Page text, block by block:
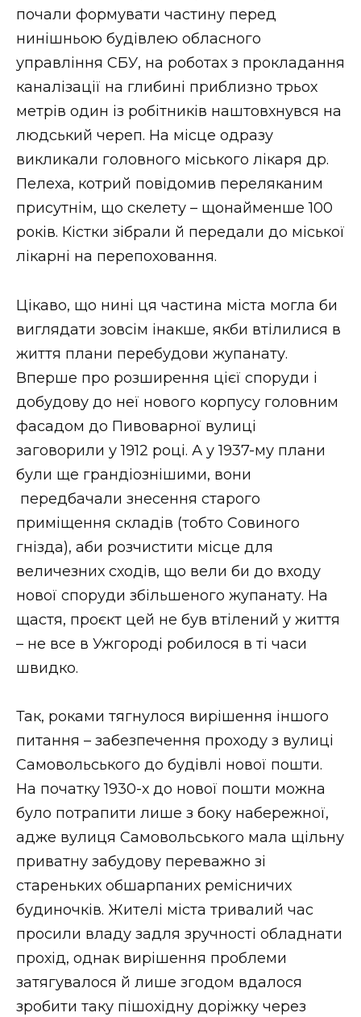
почали формувати частину перед
нинішньою будівлею обласного
управління СБУ, на роботах з прокладання
каналізації на глибині приблизно трьох
метрів один із робітників наштовхнувся на
людський череп. На місце одразу
викликали головного міського лікаря др.
Пелеха, котрий повідомив переляканим
присутнім, що скелету – щонайменше 100
років. Кістки зібрали й передали до міської
лікарні на перепоховання.
Цікаво, що нині ця частина міста могла би
виглядати зовсім інакше, якби втілилися в
життя плани перебудови жупанату.
Вперше про розширення цієї споруди і
добудову до неї нового корпусу головним
фасадом до Пивоварної вулиці
заговорили у 1912 році. А у 1937-му плани
були ще грандіознішими, вони
передбачали знесення старого
приміщення складів (тобто Совиного
гнізда), аби розчистити місце для
величезних сходів, що вели би до входу
нової споруди збільшеного жупанату. На
щастя, проєкт цей не був втілений у життя
– не все в Ужгороді робилося в ті часи
швидко.
Так, роками тягнулося вирішення іншого
питання – забезпечення проходу з вулиці
Самовольського до будівлі нової пошти.
На початку 1930-х до нової пошти можна
було потрапити лише з боку набережної,
адже вулиця Самовольського мала щільну
приватну забудову переважно зі
стареньких обшарпаних ремісничих
будиночків. Жителі міста тривалий час
просили владу задля зручності обладнати
прохід, однак вирішення проблеми
затягувалося й лише згодом вдалося
зробити таку пішохідну доріжку через